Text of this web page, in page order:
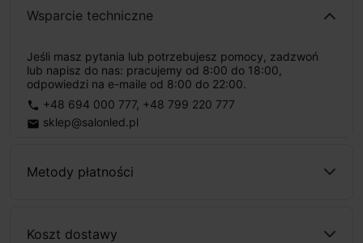
Wsparcie techniczne
Jeśli masz pytania lub potrzebujesz pomocy, zadzwoń
lub napisz do nas: pracujemy od 8:00 do 18:00,
odpowiedzi na e-maile od 8:00 do 22:00.
phone +48 694 000 777, +48 799 220 777
email sklep@salonled.pl
Metody płatności
Koszt dostawy